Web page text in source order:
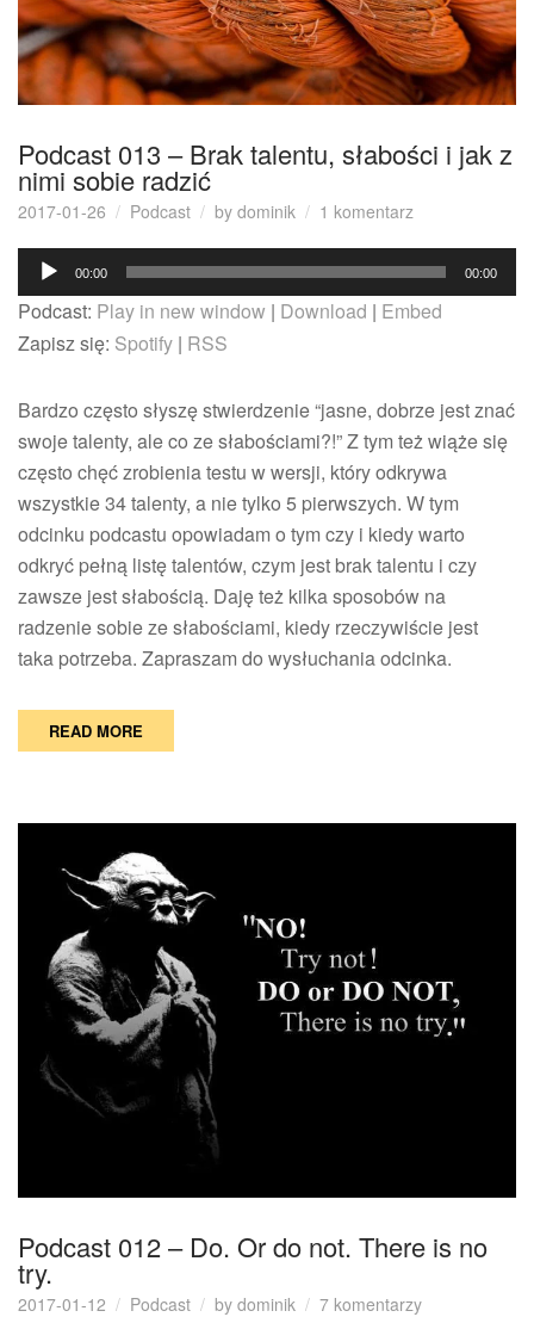
Podcast 013 – Brak talentu, słabości i jak z
nimi sobie radzić
2017-01-26 Podcast by dominik 1 komentarz
013
–
Brak
jak
z
sobie
radzić
Odtwarzacz
plików
dźwiękowych
00:00 00:00
Podcast: Play in new window | Download | Embed
Zapisz się: Spotify | RSS
Bardzo często słyszę stwierdzenie “jasne, dobrze jest znać
swoje talenty, ale co ze słabościami?!” Z tym też wiąże się
często chęć zrobienia testu w wersji, który odkrywa
wszystkie 34 talenty, a nie tylko 5 pierwszych. W tym
odcinku podcastu opowiadam o tym czy i kiedy warto
odkryć pełną listę talentów, czym jest brak talentu i czy
zawsze jest słabością. Daję też kilka sposobów na
radzenie sobie ze słabościami, kiedy rzeczywiście jest
taka potrzeba. Zapraszam do wysłuchania odcinka.
READ MORE
Podcast 012 – Do. Or do not. There is no
try.
2017-01-12 Podcast by dominik 7 komentarzydo